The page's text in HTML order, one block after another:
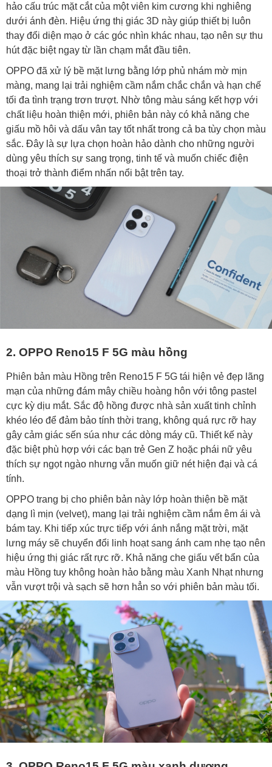
hảo cấu trúc mặt cắt của một viên kim cương khi nghiêng
dưới ánh đèn. Hiệu ứng thị giác 3D này giúp thiết bị luôn
thay đổi diện mạo ở các góc nhìn khác nhau, tạo nên sự thu
hút đặc biệt ngay từ lần chạm mắt đầu tiên.
OPPO đã xử lý bề mặt lưng bằng lớp phủ nhám mờ mịn
màng, mang lại trải nghiệm cầm nắm chắc chắn và hạn chế
tối đa tình trạng trơn trượt. Nhờ tông màu sáng kết hợp với
chất liệu hoàn thiện mới, phiên bản này có khả năng che
giấu mồ hôi và dấu vân tay tốt nhất trong cả ba tùy chọn màu
sắc. Đây là sự lựa chọn hoàn hảo dành cho những người
dùng yêu thích sự sang trọng, tinh tế và muốn chiếc điện
thoại trở thành điểm nhấn nổi bật trên tay.
2. OPPO Reno15 F 5G màu hồng
Phiên bản màu Hồng trên Reno15 F 5G tái hiện vẻ đẹp lãng
mạn của những đám mây chiều hoàng hôn với tông pastel
cực kỳ dịu mắt. Sắc độ hồng được nhà sản xuất tinh chỉnh
khéo léo để đảm bảo tính thời trang, không quá rực rỡ hay
gây cảm giác sến súa như các dòng máy cũ. Thiết kế này
đặc biệt phù hợp với các bạn trẻ Gen Z hoặc phái nữ yêu
thích sự ngọt ngào nhưng vẫn muốn giữ nét hiện đại và cá
tính.
OPPO trang bị cho phiên bản này lớp hoàn thiện bề mặt
dạng lì mịn (velvet), mang lại trải nghiệm cầm nắm êm ái và
bám tay. Khi tiếp xúc trực tiếp với ánh nắng mặt trời, mặt
lưng máy sẽ chuyển đổi linh hoạt sang ánh cam nhẹ tạo nên
hiệu ứng thị giác rất rực rỡ. Khả năng che giấu vết bẩn của
màu Hồng tuy không hoàn hảo bằng màu Xanh Nhạt nhưng
vẫn vượt trội và sạch sẽ hơn hẳn so với phiên bản màu tối.